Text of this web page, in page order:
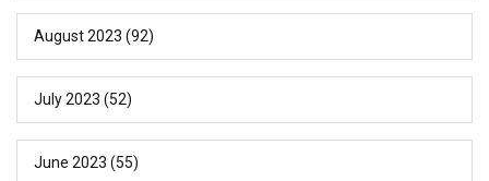
August 2023 (92)
July 2023 (52)
June 2023 (55)